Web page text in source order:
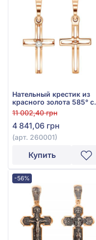
Нательный крестик из
красного золота 585° с
фианитом, арт. 260001
11 002,40 грн
4 841,06 грн
(арт. 260001)
Купить
-56%